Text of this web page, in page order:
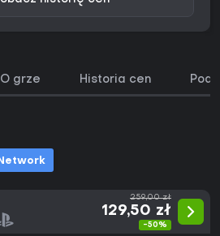
O grze Historia cen
259,00 zł
129,50 zł
-50%